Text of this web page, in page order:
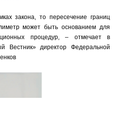
закона, то пересечение границ
может быть основанием для
процедур, – отмечает в
Вестник» директор Федеральной